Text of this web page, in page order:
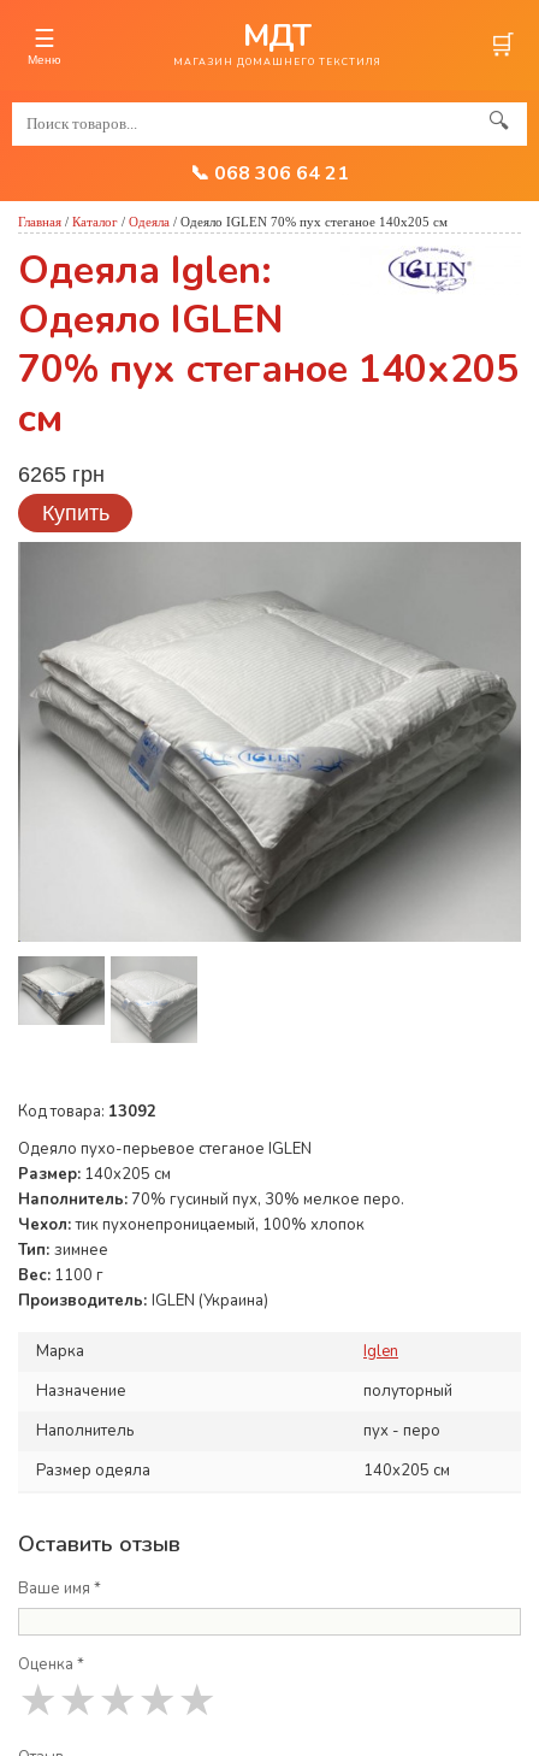
☰
Меню
МДТ
МАГАЗИН ДОМАШНЕГО ТЕКСТИЛЯ 🛒
🔍
📞 068 306 64 21
Главная / Каталог / Одеяла / Одеяло IGLEN 70% пух стеганое 140х205 см
Одеяла Iglen:
Одеяло IGLEN
70% пух стеганое 140х205
см
6265 грн
Купить
Код товара: 13092
Одеяло пухо-перьевое стеганое IGLEN
Размер: 140x205 см
Наполнитель: 70% гусиный пух, 30% мелкое перо.
Чехол:тик пухонепроницаемый, 100% хлопок
Тип: зимнее
Вес: 1100 г
Производитель: IGLEN (Украина)
Марка
Iglen
Назначение
полуторный
Наполнитель
пух - перо
Размер одеяла
140x205 см
Оставить отзыв
Ваше имя *
Оценка *
★
★
★
★
★